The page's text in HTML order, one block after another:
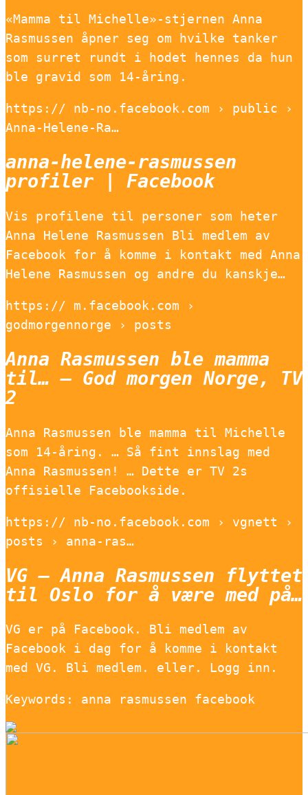
«Mamma til Michelle»-stjernen Anna
Rasmussen åpner seg om hvilke tanker
som surret rundt i hodet hennes da hun
ble gravid som 14-åring.
https:// nb-no.facebook.com › public ›
Anna-Helene-Ra…
anna-helene-rasmussen
profiler | Facebook
Vis profilene til personer som heter
Anna Helene Rasmussen Bli medlem av
Facebook for å komme i kontakt med Anna
Helene Rasmussen og andre du kanskje…
https:// m.facebook.com ›
godmorgennorge › posts
Anna Rasmussen ble mamma
til… – God morgen Norge, TV
2
Anna Rasmussen ble mamma til Michelle
som 14-åring. … Så fint innslag med
Anna Rasmussen! … Dette er TV 2s
offisielle Facebookside.
https:// nb-no.facebook.com › vgnett ›
posts › anna-ras…
VG – Anna Rasmussen flyttet
til Oslo for å være med på…
VG er på Facebook. Bli medlem av
Facebook i dag for å komme i kontakt
med VG. Bli medlem. eller. Logg inn.
Keywords: anna rasmussen facebook